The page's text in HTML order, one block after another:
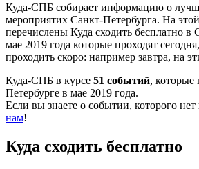
Куда-СПБ собирает информацию о
мероприятих Санкт-Петербурга. На
перечислены Куда сходить бесплатно в
мае 2019 года которые проходят
проходить скоро: например завтра, на
Куда-СПБ в курсе 51 событий, которые
Петербурге в мае 2019 года.
Если вы знаете о событии, которого нет
нам!
Куда сходить бесплатно